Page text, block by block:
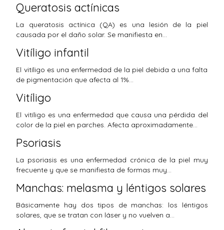
Queratosis actínicas
La queratosis actínica (QA) es una lesión de la piel
causada por el daño solar. Se manifiesta en…
Vitíligo infantil
El vitíligo es una enfermedad de la piel debida a una falta
de pigmentación que afecta al 1%…
Vitíligo
El vitíligo es una enfermedad que causa una pérdida del
color de la piel en parches. Afecta aproximadamente…
Psoriasis
La psoriasis es una enfermedad crónica de la piel muy
frecuente y que se manifiesta de formas muy…
Manchas: melasma y léntigos solares
Básicamente hay dos tipos de manchas: los léntigos
solares, que se tratan con láser y no vuelven a…